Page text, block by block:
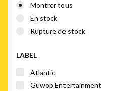
Montrer tous
En stock
Rupture de stock
LABEL
Atlantic
Guwop Entertainment